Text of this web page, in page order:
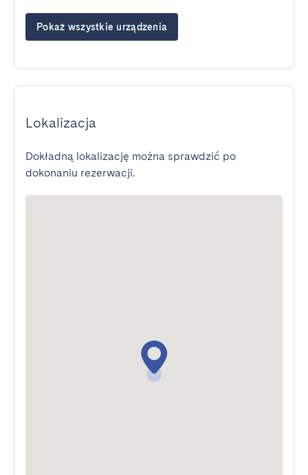
Pokaż wszystkie urządzenia
Lokalizacja
Dokładną lokalizację można sprawdzić po
dokonaniu rezerwacji.